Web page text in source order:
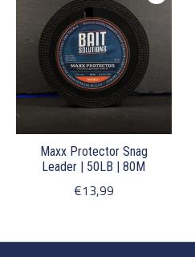
Maxx Protector Snag
Leader | 50LB | 80M
€13,99